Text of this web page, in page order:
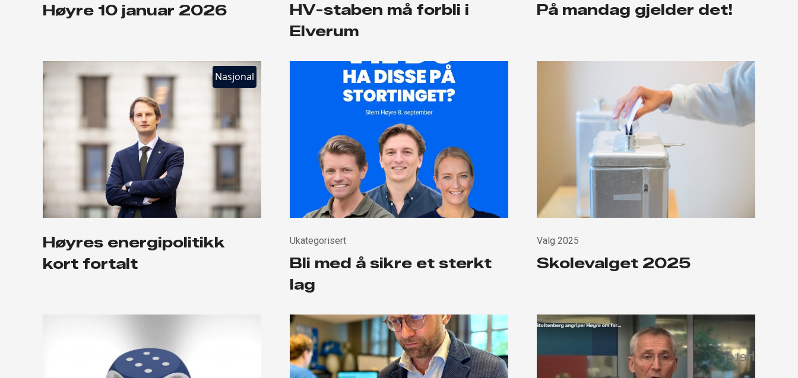
Høyre 10 januar 2026
HV-staben må forbli i
Elverum
På mandag gjelder det!
Nasjonal
Høyres energipolitikk
kort fortalt
Ukategorisert
Bli med å sikre et sterkt
lag
Valg 2025
Skolevalget 2025